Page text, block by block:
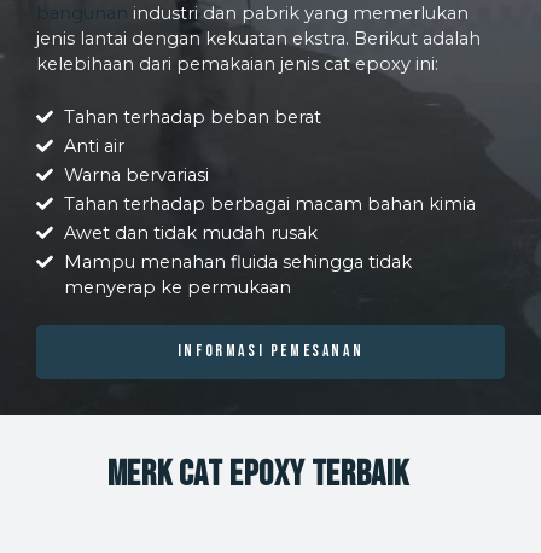
bangunan industri dan pabrik yang memerlukan
jenis lantai dengan kekuatan ekstra. Berikut adalah
kelebihaan dari pemakaian jenis cat epoxy ini:
Tahan terhadap beban berat
Anti air
Warna bervariasi
Tahan terhadap berbagai macam bahan kimia
Awet dan tidak mudah rusak
Mampu menahan fluida sehingga tidak
menyerap ke permukaan
INFORMASI PEMESANAN
Merk Cat Epoxy Terbaik